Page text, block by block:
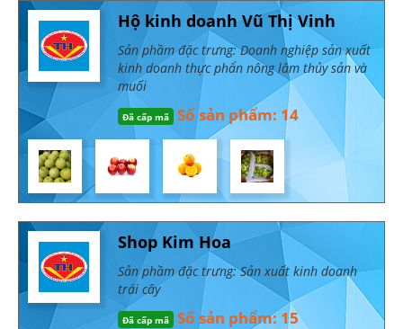
Hộ kinh doanh Vũ Thị Vinh
Sản phầm đặc trưng: Doanh nghiệp sản xuất
kinh doanh thực phẩn nông lâm thủy sản và
muối
Đã cấp mã Số sản phẩm: 14
Shop Kim Hoa
Sản phầm đặc trưng: Sản xuất kinh doanh
trái cây
Đã cấp mã Số sản phẩm: 15